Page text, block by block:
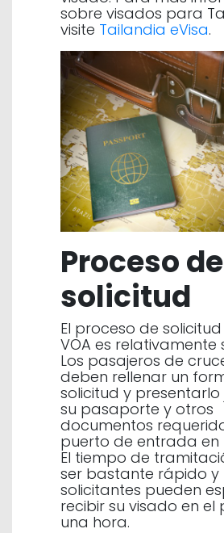
sobre visados para
visite Tailandia eVisa.
Proceso de
solicitud
El proceso de
VOA es relativamente
Los pasajeros de
deben rellenar un
solicitud y presentarlo
su pasaporte y otros
documentos
puerto de entrada en
El tiempo de
ser bastante rápido y
solicitantes pueden
recibir su visado en el
una hora.